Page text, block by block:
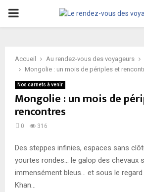
PRIMARY
Accueil Au rendez-vous des voyageurs
Mongolie : un mois de périples et
Nos carnets à venir
Mongolie : un mois de
rencontres
0 316
Des steppes infinies, espaces sans
yourtes rondes… le galop des chevaux
immensément bleus… et sous le regard
Khan…